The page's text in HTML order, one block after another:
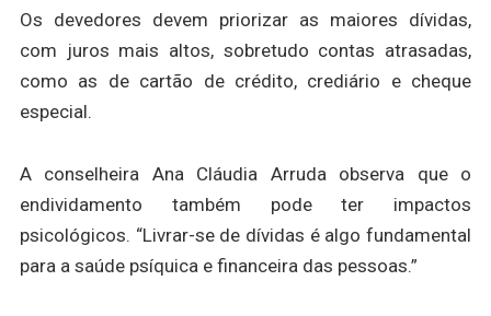
Os devedores devem priorizar as maiores dívidas,
com juros mais altos, sobretudo contas atrasadas,
como as de cartão de crédito, crediário e cheque
especial.
A conselheira Ana Cláudia Arruda observa que o
endividamento também pode ter impactos
psicológicos. “Livrar-se de dívidas é algo fundamental
para a saúde psíquica e financeira das pessoas.”